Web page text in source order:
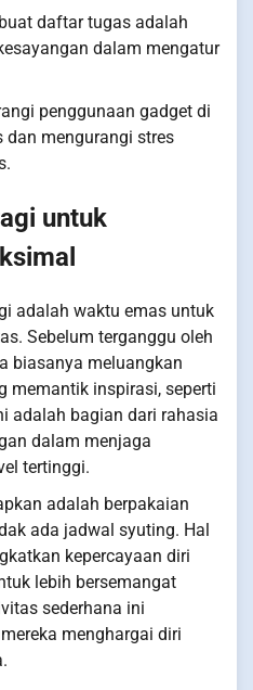
daftar tugas adalah
dalam mengatur
penggunaan gadget di
mengurangi stres
untuk
adalah waktu emas untuk
Sebelum terganggu oleh
biasanya meluangkan
memantik inspirasi, seperti
adalah bagian dari rahasia
dalam menjaga
tertinggi.
adalah berpakaian
ada jadwal syuting. Hal
kepercayaan diri
lebih bersemangat
sederhana ini
menghargai diri